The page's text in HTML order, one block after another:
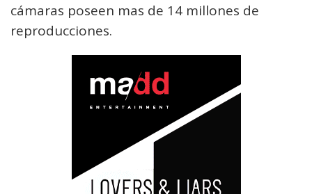
cámaras poseen mas de 14 millones de
reproducciones.